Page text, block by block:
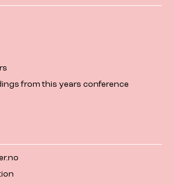
from this years conference